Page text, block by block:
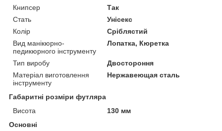
Книпсер
Так
Стать
Унісекс
Колір
Сріблястий
Вид манікюрно-
педикюрного інструменту
Лопатка, Кюретка
Тип виробу
Двостороння
Матеріал виготовлення
інструменту
Нержавеющая сталь
Габаритні розміри футляра
Висота
130 мм
Основні